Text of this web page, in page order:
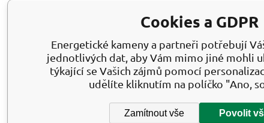
čistíme pod tekoucí vlažnou vodou
nabíjíme alespoň hodinu na přímém slunci
5. čakra - Višuddha
Cookies a GDPR
Energetické kameny a partneři potřebují
jednotlivých dat, aby Vám mimo jiné mohli
týkající se Vašich zájmů pomocí
udělíte kliknutím na políčko "Ano,
Zamítnout vše Povolit